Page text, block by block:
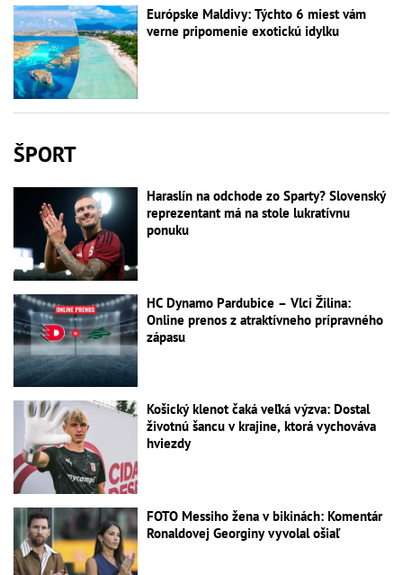
Európske Maldivy: Týchto 6 miest vám
verne pripomenie exotickú idylku
ŠPORT
Haraslín na odchode zo Sparty? Slovenský
reprezentant má na stole lukratívnu
ponuku
HC Dynamo Pardubice – Vlci Žilina:
Online prenos z atraktívneho prípravného
zápasu
Košický klenot čaká veľká výzva: Dostal
životnú šancu v krajine, ktorá vychováva
hviezdy
FOTO Messiho žena v bikinách: Komentár
Ronaldovej Georginy vyvolal ošiaľ